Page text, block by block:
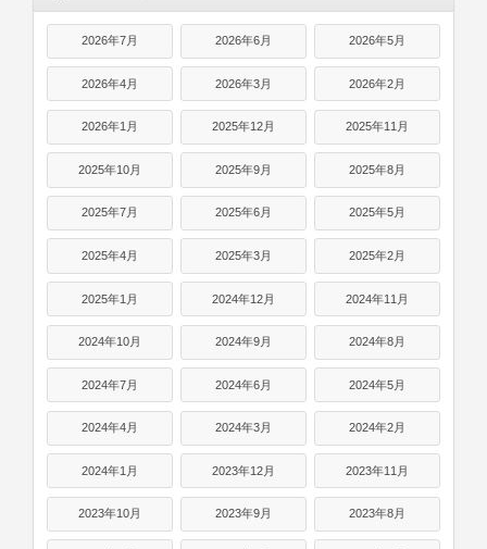
2026年7月 2026年6月 2026年5月
2026年4月 2026年3月 2026年2月
2026年1月 2025年12月 2025年11月
2025年10月 2025年9月 2025年8月
2025年7月 2025年6月 2025年5月
2025年4月 2025年3月 2025年2月
2025年1月 2024年12月 2024年11月
2024年10月 2024年9月 2024年8月
2024年7月 2024年6月 2024年5月
2024年4月 2024年3月 2024年2月
2024年1月 2023年12月 2023年11月
2023年10月 2023年9月 2023年8月